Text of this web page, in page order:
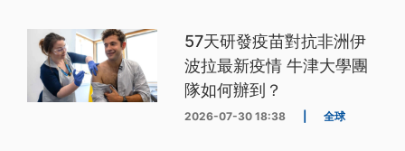
57天研發疫苗對抗非洲伊
波拉最新疫情 牛津大學團
隊如何辦到？
2026-07-30 18:38 全球